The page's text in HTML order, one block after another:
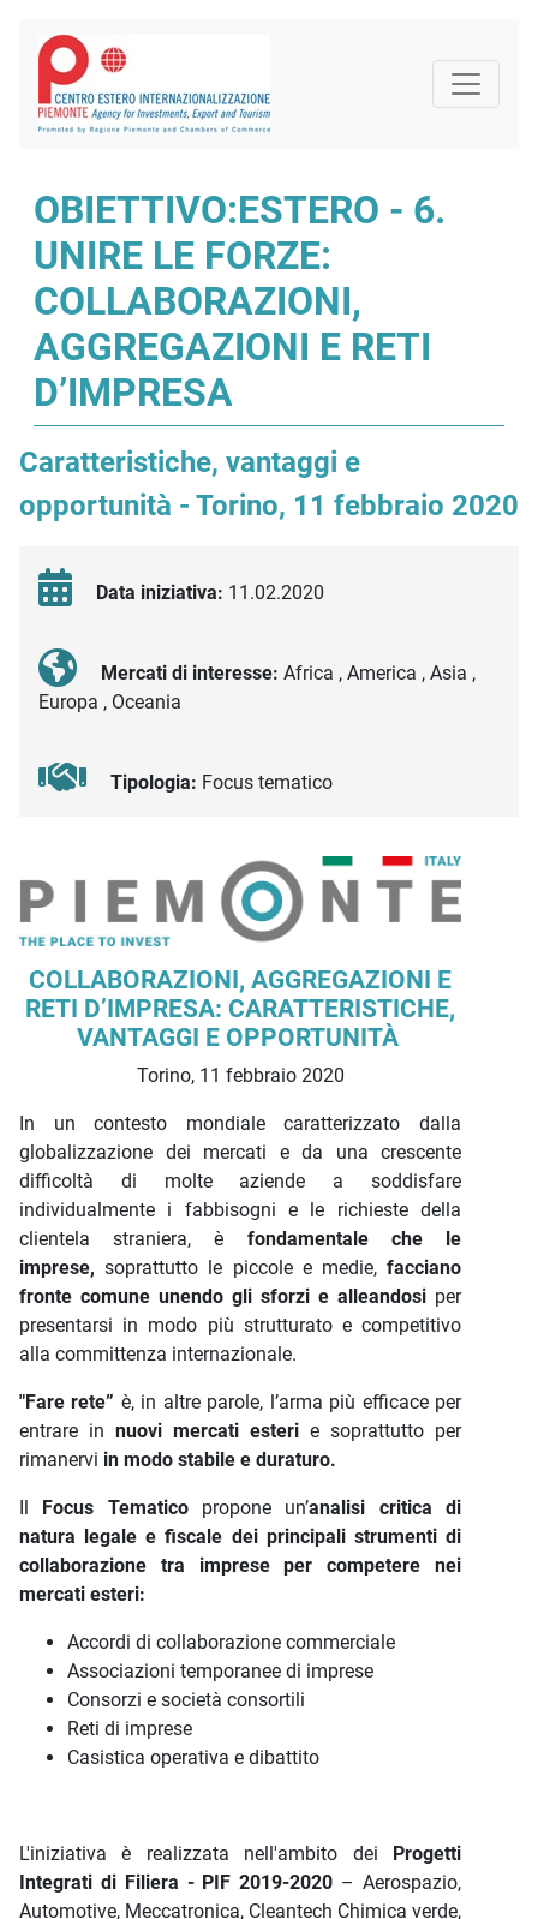
OBIETTIVO:ESTERO - 6.
UNIRE LE FORZE:
COLLABORAZIONI,
AGGREGAZIONI E RETI
D’IMPRESA
Caratteristiche, vantaggi e
opportunità - Torino, 11 febbraio 2020
Data iniziativa: 11.02.2020
Mercati di interesse: Africa , America , Asia ,
Europa , Oceania
Tipologia: Focus tematico
Descrizione iniziativa
COLLABORAZIONI, AGGREGAZIONI E
RETI D’IMPRESA: CARATTERISTICHE,
VANTAGGI E OPPORTUNITÀ
Torino, 11 febbraio 2020
In un contesto mondiale caratterizzato dalla
globalizzazione dei mercati e da una crescente
difficoltà di molte aziende a soddisfare
individualmente i fabbisogni e le richieste della
clientela straniera, è fondamentale che le
imprese, soprattutto le piccole e medie, facciano
fronte comune unendo gli sforzi e alleandosi per
presentarsi in modo più strutturato e competitivo
alla committenza internazionale.
"Fare rete” è, in altre parole, l’arma più efficace per
entrare in nuovi mercati esteri e soprattutto per
rimanervi in modo stabile e duraturo.
Focus Tematicopropone un’analisi critica di
natura legale e fiscale dei principali strumenti di
collaborazione tra imprese per competere nei
mercati esteri:
Accordi di collaborazione commerciale
Associazioni temporanee di imprese
Consorzi e società consortili
Reti di imprese
Casistica operativa e dibattito
L'iniziativa è realizzata nell'ambito dei
Progetti
Integrati di Filiera - PIF 2019-2020 – Aerospazio,
Automotive, Meccatronica, Cleantech Chimica verde,